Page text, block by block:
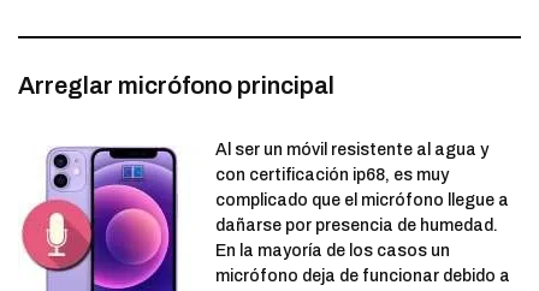
Arreglar micrófono principal
Al ser un móvil resistente al agua y
con certificación ip68, es muy
complicado que el micrófono llegue a
dañarse por presencia de humedad.
En la mayoría de los casos un
micrófono deja de funcionar debido a